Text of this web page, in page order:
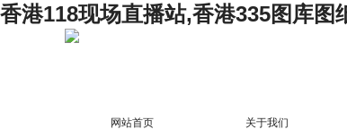
香港118现场直播站,香港335图库图
网站首页 关于我们